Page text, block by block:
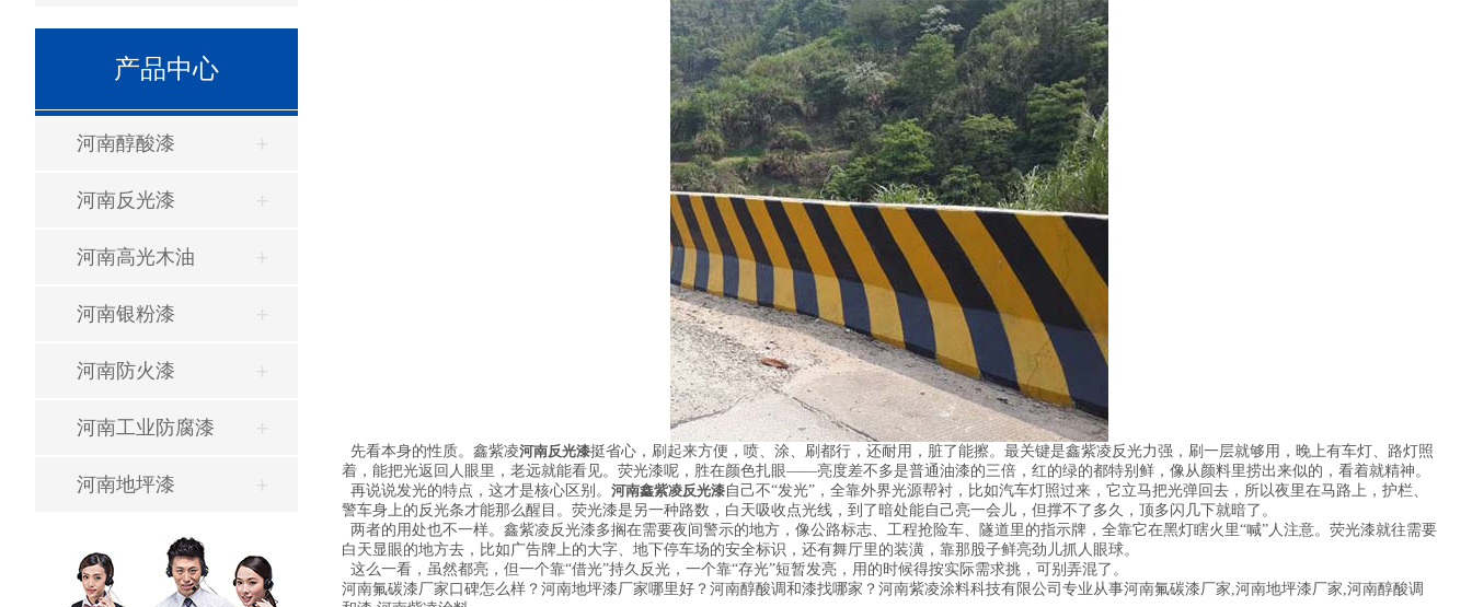
产品中心
河南醇酸漆
河南反光漆
河南高光木油
河南银粉漆
河南防火漆
河南工业防腐漆
河南地坪漆
先看本身的性质。鑫紫凌河南反光漆挺省心，刷起来方便，喷、涂、刷都行，还耐用，脏了能擦。最关键是鑫紫凌反光力强，刷一层就够用，晚上有车灯、路灯照
着，能把光返回人眼里，老远就能看见。荧光漆呢，胜在颜色扎眼——亮度差不多是普通油漆的三倍，红的绿的都特别鲜，像从颜料里捞出来似的，看着就精神。
再说说发光的特点，这才是核心区别。 河南鑫紫凌反光漆自己不“发光”，全靠外界光源帮衬，比如汽车灯照过来，它立马把光弹回去，所以夜里在马路上，护栏、
警车身上的反光条才能那么醒目。荧光漆是另一种路数，白天吸收点光线，到了暗处能自己亮一会儿，但撑不了多久，顶多闪几下就暗了。
两者的用处也不一样。鑫紫凌反光漆多搁在需要夜间警示的地方，像公路标志、工程抢险车、隧道里的指示牌，全靠它在黑灯瞎火里“喊”人注意。荧光漆就往需要
白天显眼的地方去，比如广告牌上的大字、地下停车场的安全标识，还有舞厅里的装潢，靠那股子鲜亮劲儿抓人眼球。
这么一看，虽然都亮，但一个靠“借光”持久反光，一个靠“存光”短暂发亮，用的时候得按实际需求挑，可别弄混了。
河南氟碳漆厂家口碑怎么样？河南地坪漆厂家哪里好？河南醇酸调和漆找哪家？河南紫凌涂料科技有限公司专业从事河南氟碳漆厂家,河南地坪漆厂家,河南醇酸调